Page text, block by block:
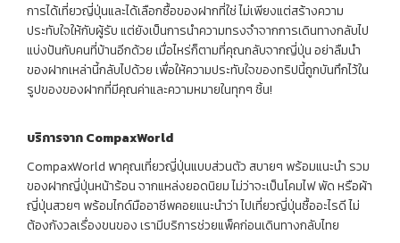
การได้เที่ยวญี่ปุ่นและได้เลือกซื้อของฝากที่ใช่ ไม่เพียงแต่สร้างความ
ประทับใจให้กับผู้รับ แต่ยังเป็นการนำความทรงจำจากการเดินทางกลับไป
แบ่งปันกับคนที่บ้านอีกด้วย เมื่อไหร่ก็ตามที่คุณกลับจากญี่ปุ่น อย่าลืมนำ
ของฝากเหล่านี้กลับไปด้วย เพื่อให้ความประทับใจของทริปนี้ถูกบันทึกไว้ใน
รูปของของฝากที่มีคุณค่าและความหมายในทุกๆ ชิ้น!
บริการจากCompaxWorld
CompaxWorld พาคุณเที่ยวญี่ปุ่นแบบส่วนตัว สบายๆ พร้อมแนะนำ รวม
ของฝากญี่ปุ่นหน้าร้อน จากแหล่งยอดนิยม ไม่ว่าจะเป็นโคมไฟ พัด หรือผ้า
ญี่ปุ่นสวยๆ พร้อมไกด์มืออาชีพคอยแนะนำว่า ไปเที่ยวญี่ปุ่นซื้ออะไรดี ไม่
ต้องกังวลเรื่องขนของ เรามีบริการช่วยแพ็คก่อนเดินทางกลับไทย